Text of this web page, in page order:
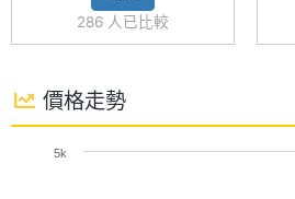
◎ 6GB RAM / 128GB ROM、
ROM
◎ 前置 800 萬畫素鏡頭
◎ 後置 5,000 萬畫素主鏡頭 +
度
254 ppi
286 人已比較
價格走勢
5k